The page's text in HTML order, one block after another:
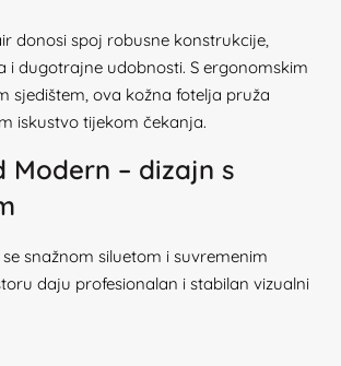
donosi spoj robusne konstrukcije,
i dugotrajne udobnosti. S ergonomskim
sjedištem, ova kožna fotelja pruža
iskustvo tijekom čekanja.
Modern – dizajn s
snažnom siluetom i suvremenim
daju profesionalan i stabilan vizualni